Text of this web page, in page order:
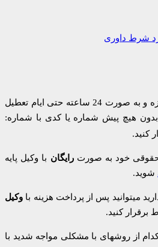
شرط داوری
شما عزیزان میتوانید همه روزه و به صورت 24 ساعته حتی ایام تعطیل
هیچ پیش شماره یا کدی با شماره:
کنید.
حقوقی خود به صورت رایگان با وکیل پایه
شوید.
میتوانید پس از پرداخت هزینه با وکیل
برقرار کنید.
کدام از روشهای با مشکلی مواجه شدید با